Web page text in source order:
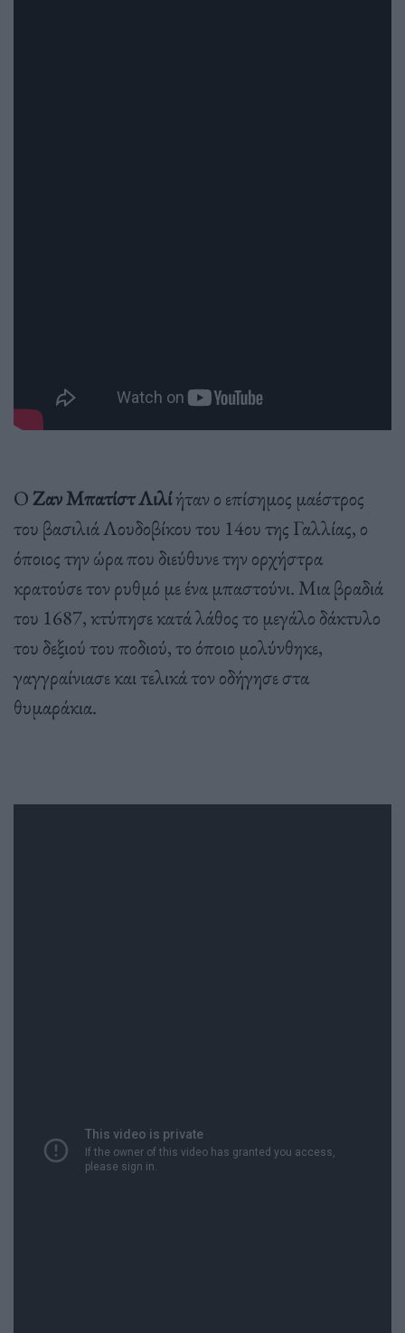
Ο Ζαν Μπατίστ Λιλίήταν ο επίσημος μαέστρος
του βασιλιά Λουδοβίκου του 14ου της Γαλλίας, ο
όποιος την ώρα που διεύθυνε την ορχήστρα
κρατούσε τον ρυθμό με ένα μπαστούνι. Μια βραδιά
του 1687, κτύπησε κατά λάθος το μεγάλο δάκτυλο
του δεξιού του ποδιού, το όποιο μολύνθηκε,
γαγγραίνιασε και τελικά τον οδήγησε στα
θυμαράκια.